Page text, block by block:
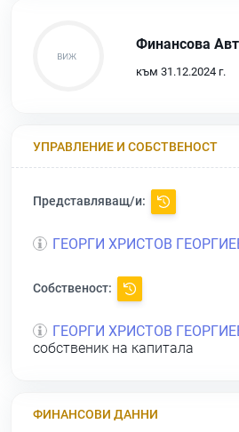
Финансова
към 31.12.2024 г.
УПРАВЛЕНИЕ И СОБСТВЕНОСТ
Представляващ/и:
ГЕОРГИ ХРИСТОВ
Собственост:
ГЕОРГИ ХРИСТОВ
собственик на капитала
ФИНАНСОВИ ДАННИ